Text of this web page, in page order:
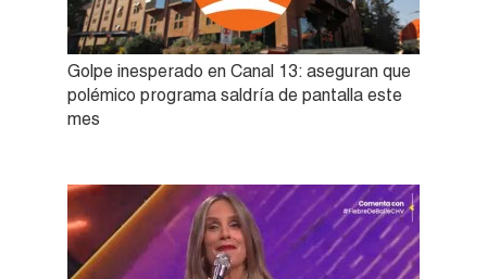
Golpe inesperado en Canal 13: aseguran que
polémico programa saldría de pantalla este
mes